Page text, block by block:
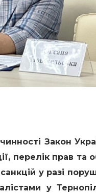
Закон
перелік прав та
санкцій у разі
у